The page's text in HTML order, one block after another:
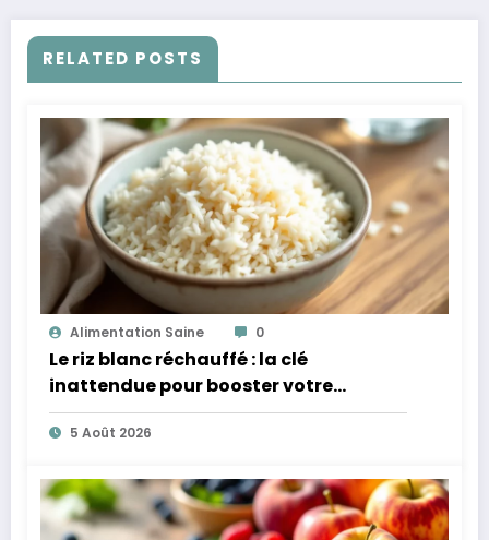
RELATED POSTS
Alimentation Saine 0
Le riz blanc réchauffé : la clé
inattendue pour booster votre
microbiote
5 Août 2026